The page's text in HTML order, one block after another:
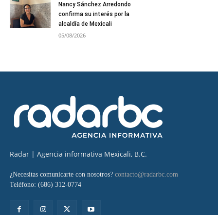
Nancy Sánchez Arredondo
confirma su interés por la
alcaldía de Mexicali
05/08/2026
Radar | Agencia informativa Mexicali, B.C.
¿Necesitas comunicarte con nosotros? contacto@radarbc.com
Teléfono: (686) 312-0774